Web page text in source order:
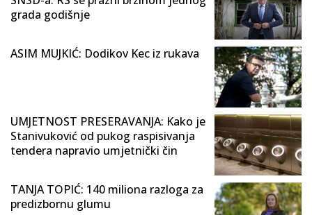
grada godišnje
ASIM MUJKIĆ: Dodikov Kec iz rukava
UMJETNOST PRESERAVANJA: Kako je
Stanivuković od pukog raspisivanja
tendera napravio umjetnički čin
TANJA TOPIĆ: 140 miliona razloga za
predizbornu glumu